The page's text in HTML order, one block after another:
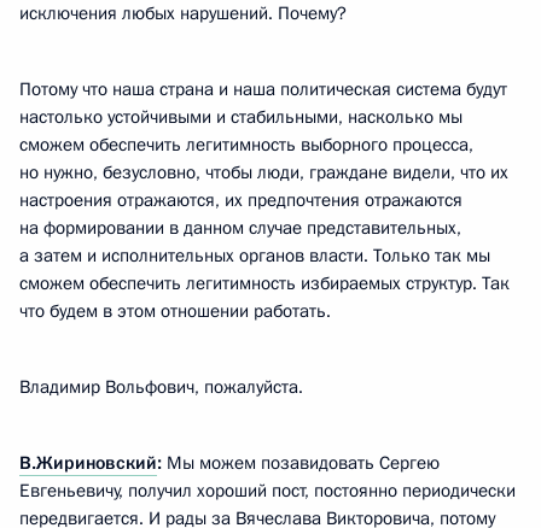
исключения любых нарушений. Почему?
Потому что наша страна и наша политическая система будут
настолько устойчивыми и стабильными, насколько мы
сможем обеспечить легитимность выборного процесса,
но нужно, безусловно, чтобы люди, граждане видели, что их
настроения отражаются, их предпочтения отражаются
на формировании в данном случае представительных,
а затем и исполнительных органов власти. Только так мы
сможем обеспечить легитимность избираемых структур. Так
что будем в этом отношении работать.
Владимир Вольфович, пожалуйста.
В.Жириновский: Мы можем позавидовать Сергею
Евгеньевичу, получил хороший пост, постоянно периодически
передвигается. И рады за Вячеслава Викторовича, потому